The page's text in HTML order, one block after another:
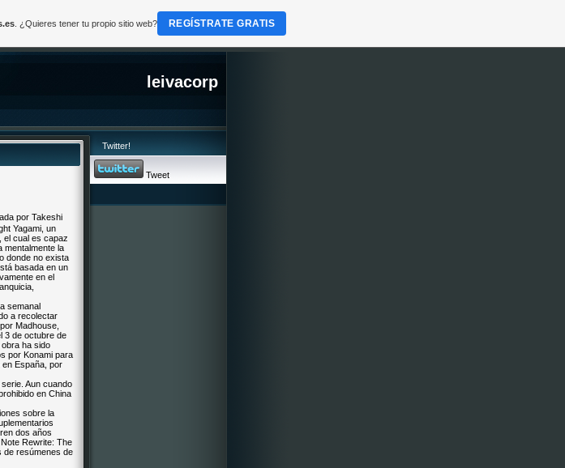
leivacorp
por Takeshi
Yagami, un
el cual es capaz
mentalmente la
donde no exista
basada en un
en el
semanal
a recolectar
Madhouse,
3 de octubre de
ha sido
por Konami para
en España, por
Aun cuando
en China
sobre la
dos años
Rewrite: The
de resúmenes de
Twitter!
Tweet
. ¿Quieres tener tu propio sitio web? REGÍSTRATE GRATIS